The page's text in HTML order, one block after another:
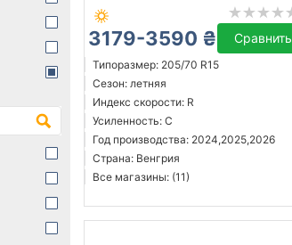
3179-3590 ₴ Сравнить
Типоразмер: 205/70 R15
Сезон: летняя
Индекс скорости: R
Усиленность: C
Год производства: 2024,2025,2026
Страна: Венгрия
Все магазины: (11)